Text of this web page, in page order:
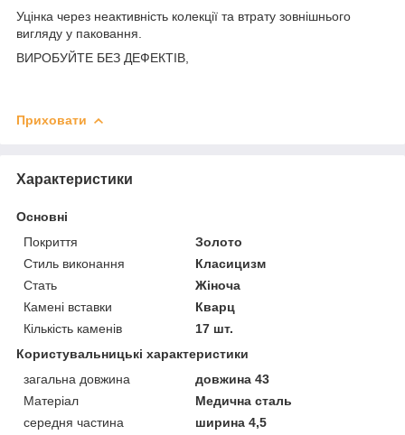
Уцінка через неактивність колекції та втрату зовнішнього
вигляду у паковання.
ВИРОБУЙТЕ БЕЗ ДЕФЕКТІВ,
Приховати
Характеристики
Основні
Покриття
Золото
Стиль виконання
Класицизм
Стать
Жіноча
Камені вставки
Кварц
Кількість каменів
17 шт.
Користувальницькі характеристики
загальна довжина
довжина 43
Матеріал
Медична сталь
середня частина
ширина 4,5